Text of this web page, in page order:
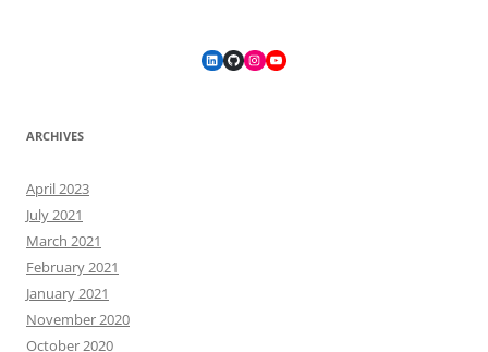
LinkedIn
GitHubInstagram
YouTube
ARCHIVES
April 2023
July 2021
March 2021
February 2021
January 2021
November 2020
October 2020